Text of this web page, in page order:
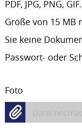
PDF, JPG, PNG,
Größe von 15 MB
Sie keine
Passwort- oder
Foto